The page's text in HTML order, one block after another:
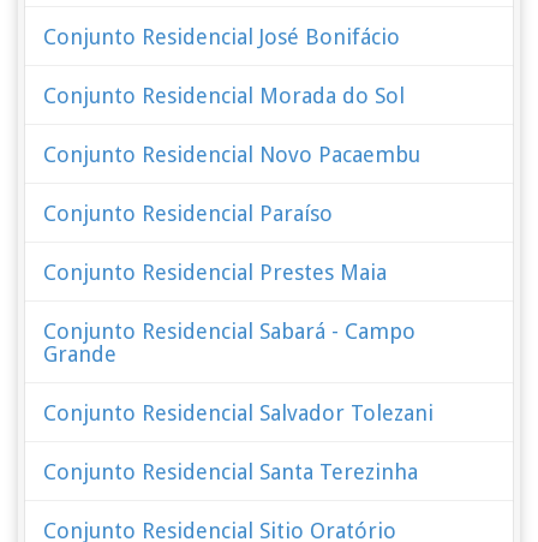
Conjunto Residencial José Bonifácio
Conjunto Residencial Morada do Sol
Conjunto Residencial Novo Pacaembu
Conjunto Residencial Paraíso
Conjunto Residencial Prestes Maia
Conjunto Residencial Sabará - Campo
Grande
Conjunto Residencial Salvador Tolezani
Conjunto Residencial Santa Terezinha
Conjunto Residencial Sitio Oratório